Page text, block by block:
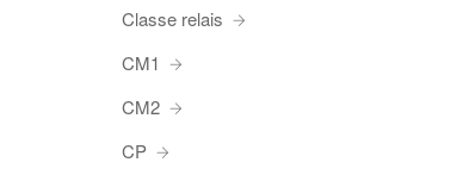
Classe relais
CM1
CM2
CP